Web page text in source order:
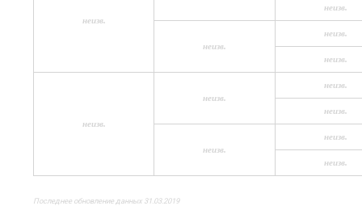
неизв.
неизв.
неизв.
неизв.
неизв.
неизв.
неизв.
неизв.
неизв.
неизв.
неизв.
неизв.
Последнее обновление данных 31.03.2019